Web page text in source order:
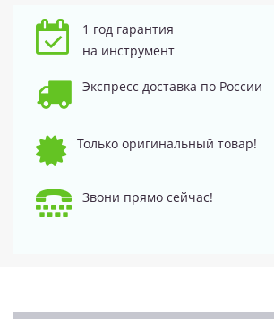
1 год гарантия
на инструмент
Экспресс доставка по России
Только оригинальный товар!
Звони прямо сейчас!